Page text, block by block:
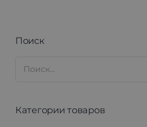
Поиск
Категории товаров